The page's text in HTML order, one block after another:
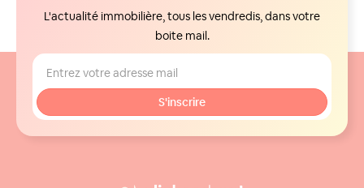
L'actualité immobilière, tous les vendredis, dans votre
boite mail.